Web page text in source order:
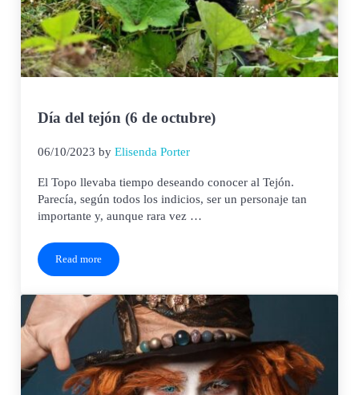
Día del tejón (6 de octubre)
06/10/2023 byElisenda Porter
El Topo llevaba tiempo deseando conocer al Tejón.
Parecía, según todos los indicios, ser un personaje tan
importante y, aunque rara vez …
Read moreDía del tejón (6 de octubre)